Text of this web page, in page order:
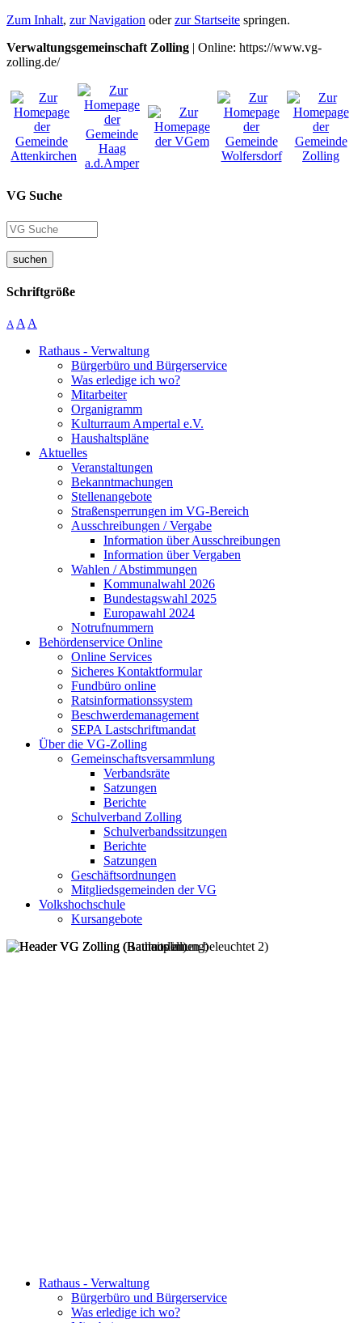
Zum Inhalt, zur Navigation oderzur Startseite springen.
Verwaltungsgemeinschaft Zolling | Online: https://www.vg-
zolling.de/
VG Suche
suchen
Schriftgröße
A A A
Rathaus - Verwaltung
Bürgerbüro und Bürgerservice
Was erledige ich wo?
Mitarbeiter
Organigramm
Kulturraum Ampertal e.V.
Haushaltspläne
Aktuelles
Veranstaltungen
Bekanntmachungen
Stellenangebote
Straßensperrungen im VG-Bereich
Ausschreibungen / Vergabe
Information über Ausschreibungen
Information über Vergaben
Wahlen / Abstimmungen
Kommunalwahl 2026
Bundestagswahl 2025
Europawahl 2024
Notrufnummern
Behördenservice Online
Online Services
Sicheres Kontaktformular
Fundbüro online
Ratsinformationssystem
Beschwerdemanagement
SEPA Lastschriftmandat
Über die VG-Zolling
Gemeinschaftsversammlung
Verbandsräte
Satzungen
Berichte
Schulverband Zolling
Schulverbandssitzungen
Berichte
Satzungen
Geschäftsordnungen
Mitgliedsgemeinden der VG
Volkshochschule
Kursangebote
Rathaus - Verwaltung
Bürgerbüro und Bürgerservice
Was erledige ich wo?